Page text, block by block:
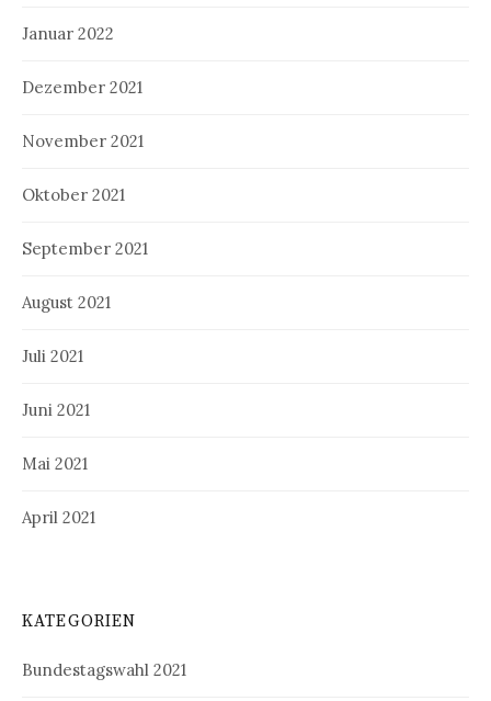
Januar 2022
Dezember 2021
November 2021
Oktober 2021
September 2021
August 2021
Juli 2021
Juni 2021
Mai 2021
April 2021
KATEGORIEN
Bundestagswahl 2021